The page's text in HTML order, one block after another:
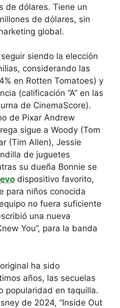
de dólares. Tiene un
de dólares, sin
global.
siendo la elección
considerando las
en Rotten Tomatoes) y
(calificación “A” en las
de CinemaScore).
de Pixar Andrew
sigue a Woody (Tom
(Tim Allen), Jessie
de juguetes
su dueña Bonnie se
dispositivo favorito,
para niños conocida
no fuera suficiente
una nueva
You”, para la banda
ha sido
años, las secuelas
popularidad en taquilla.
de 2024, “Inside Out